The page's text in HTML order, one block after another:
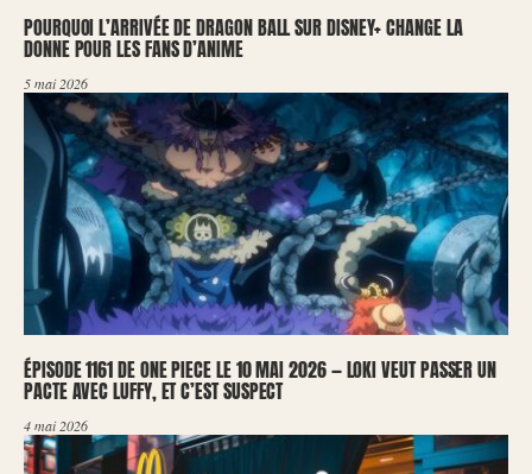
POURQUOI L’ARRIVÉE DE DRAGON BALL SUR DISNEY+ CHANGE LA
DONNE POUR LES FANS D’ANIME
5 mai 2026
ÉPISODE 1161 DE ONE PIECE LE 10 MAI 2026 — LOKI VEUT PASSER UN
PACTE AVEC LUFFY, ET C’EST SUSPECT
4 mai 2026